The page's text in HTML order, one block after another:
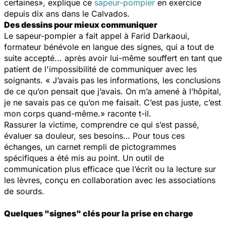
certaines», explique ce sapeur-pompier en exercice
depuis dix ans dans le Calvados.
Des dessins pour mieux communiquer
Le sapeur-pompier a fait appel à Farid Darkaoui,
formateur bénévole en langue des signes, qui a tout de
suite accepté... après avoir lui-même souffert en tant que
patient de l'impossibilité de communiquer avec les
soignants. « J’avais pas les informations, les conclusions
de ce qu’on pensait que j’avais. On m’a amené à l’hôpital,
je ne savais pas ce qu’on me faisait. C’est pas juste, c’est
mon corps quand-même.» raconte t-il.
Rassurer la victime, comprendre ce qui s’est passé,
évaluer sa douleur, ses besoins… Pour tous ces
échanges, un carnet rempli de pictogrammes
spécifiques a été mis au point. Un outil de
communication plus efficace que l’écrit ou la lecture sur
les lèvres, conçu en collaboration avec les associations
de sourds.
Quelques "signes" clés pour la prise en charge